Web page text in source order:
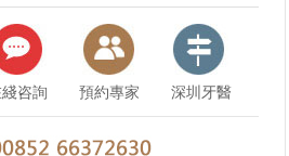
咨詢 預約專家
深圳牙醫